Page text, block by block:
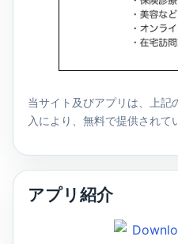
当サイト及びアプリは、上記
入により、無料で提供されて
アプリ紹介